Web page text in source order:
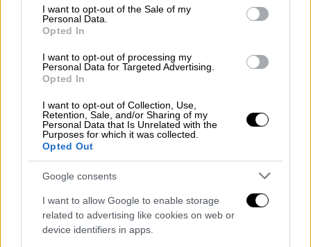
consent section.
I want to opt-out of the Sale of my
Personal Data.
Opted In
I want to opt-out of processing my
Personal Data for Targeted Advertising.
Opted In
I want to opt-out of Collection, Use,
Retention, Sale, and/or Sharing of my
Personal Data that Is Unrelated with the
Purposes for which it was collected.
Opted Out
Google consents
I want to allow Google to enable storage
related to advertising like cookies on web or
device identifiers in apps.
Σύμφωνα με τουρκικές αναφορές,
εξέγερση και "οπλίστηκαν από το
Ισραήλ
φέρονται να
νοσοκομείο της Σουέιντα και να
εν ψυχρώ δεκάδες τραυματισμένους
πολίτες και ασθενείς. Όπως σημειώνεται,
«στις εικόνες που ελήφθησαν μετά την
είσοδο του συριακού στρατού στην περιοχή,
φάνηκε ότι οι διάδρομοι του κτιρίου ήταν
καλυμμένοι με αίμα. Παρατηρήθηκε ότι οι
πολίτες είχαν στοιβαχτεί σε ένα δωμάτιο